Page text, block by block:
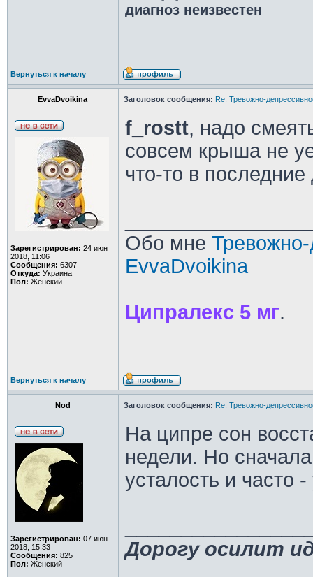
диагноз неизвестен
Вернуться к началу
EvvaDvoikina Заголовок сообщения: Re: Тревожно-
Зарегистрирован: 24 июн
2018, 11:06
Сообщения: 6307
Откуда: Украина
Пол: Женский
f_rostt, надо
совсем крыша не
что-то в последние
Обо мне Тревожно-
EvvaDvoikina
Ципралекс 5 мг.
Вернуться к началу
Nod Заголовок сообщения: Re: Тревожно-
Зарегистрирован: 07 июн
2018, 15:33
Сообщения: 825
Пол: Женский
На ципре сон
недели. Но
усталость и часто
Дорогу осилит